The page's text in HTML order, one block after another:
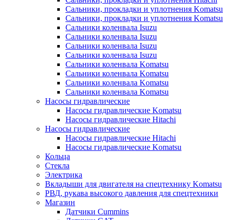
Сальники, прокладки и уплотнения Komatsu
Сальники, прокладки и уплотнения Komatsu
Сальники коленвала Isuzu
Сальники коленвала Isuzu
Сальники коленвала Isuzu
Сальники коленвала Isuzu
Сальники коленвала Komatsu
Сальники коленвала Komatsu
Сальники коленвала Komatsu
Сальники коленвала Komatsu
Насосы гидравлические
Насосы гидравлические Komatsu
Насосы гидравлические Hitachi
Насосы гидравлические
Насосы гидравлические Hitachi
Насосы гидравлические Komatsu
Кольца
Стекла
Электрика
Вкладыши для двигателя на спецтехнику Komatsu
РВД, рукава высокого давления для спецтехники
Магазин
Датчики Cummins